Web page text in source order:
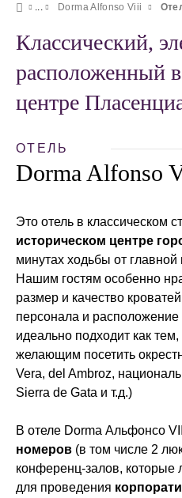
Dorma Alfonso Viii
Классический,
расположенный
центре
ОТЕЛЬ
Dorma Alfonso
Это отель в классическом
историческом центре
минутах ходьбы от
Нашим гостям особенно
размер и качество
персонала и
идеально подходит как
желающим посетить
Vera, del Ambroz,
Sierra de Gata и т.д.)
В отеле Dorma Альфонсо
номеров (в том числе 2
конференц-залов, которые
для проведения